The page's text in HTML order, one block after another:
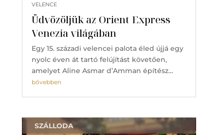
Üdvözöljük az Orient Express
Venezia világában
VELENCE
Egy 15. századi velencei palota éled újjá egy
nyolc éven át tartó felújítást követően,
amelyet Aline Asmar d’Amman építész…
bővebben
SZÁLLODA